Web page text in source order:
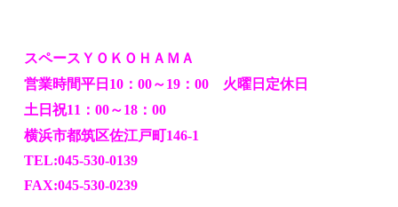
スペースＹＯＫＯＨＡＭＡ
営業時間平日10： 00～19： 00火曜日定休日
土日祝11： 00～18： 00
横浜市都筑区佐江戸町146-1
TEL:045-530-0139
FAX:045-530-0239